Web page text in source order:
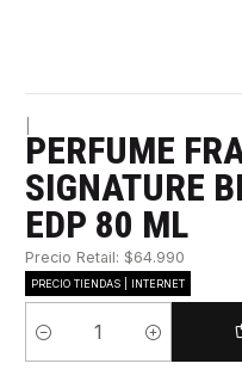
PERFUME
SIGNATURE
EDP 80 ML
Precio Retail: $64.990
PRECIO TIENDAS | INTERNET
Cantidad